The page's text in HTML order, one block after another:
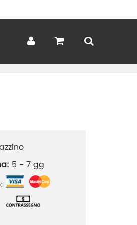
5 - 7 gg